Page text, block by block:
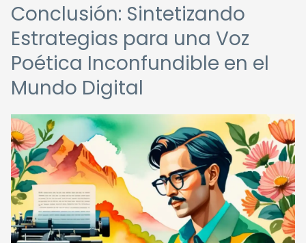
Conclusión: Sintetizando
Estrategias para una Voz
Poética Inconfundible en el
Mundo Digital